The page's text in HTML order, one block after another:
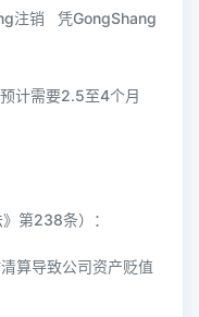
注销 凭GongShang
计需要2.5至4个月
》第238条）：
算导致公司资产贬值